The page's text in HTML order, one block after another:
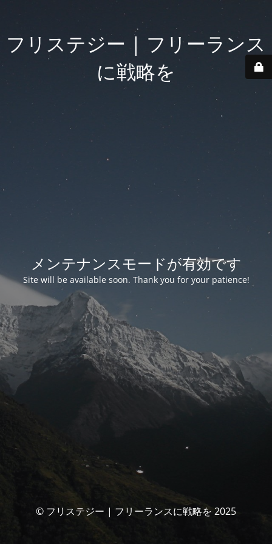
フリステジー | フリーランス
に戦略を
メンテナンスモードが有効です
Site will be available soon. Thank you for your patience!
© フリステジー | フリーランスに戦略を 2025